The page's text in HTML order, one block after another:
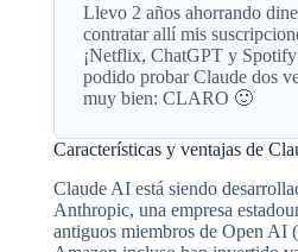
Llevo 2 años ahorrando
contratar allí mis
¡Netflix, ChatGPT y
podido probar Claude dos
muy bien: CLARO 🙂
Características y ventajas de
Claude AI está siendo
Anthropic, una empresa
antiguos miembros de Open AI